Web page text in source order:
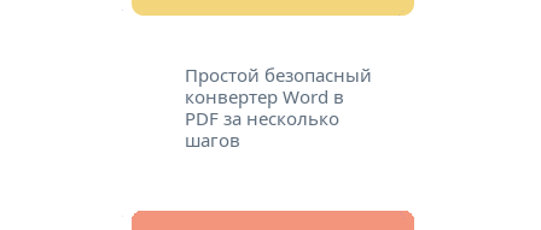
Простой безопасный
конвертер Word в
PDF за несколько
шагов